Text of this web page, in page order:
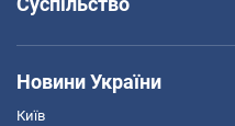
Новини України
Київ